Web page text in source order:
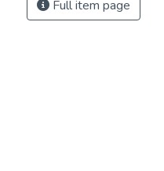
Full item page